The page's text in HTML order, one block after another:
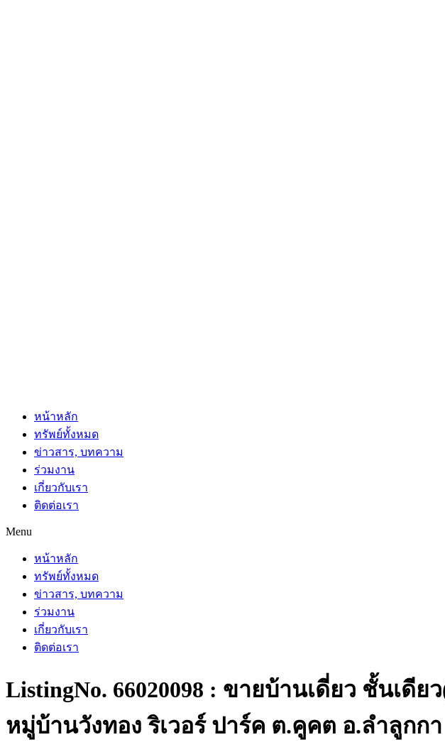
หน้าหลัก
ทรัพย์ทั้งหมด
ข่าวสาร, บทความ
ร่วมงาน
เกี่ยวกับเรา
ติดต่อเรา
Menu
หน้าหลัก
ทรัพย์ทั้งหมด
ข่าวสาร, บทความ
ร่วมงาน
เกี่ยวกับเรา
ติดต่อเรา
ListingNo. 66020098 : ขายบ้านเดี่ยว ชั้นเ
หมู่บ้านวังทอง ริเวอร์ ปาร์ค ต.คูคต อ.ลำลูก